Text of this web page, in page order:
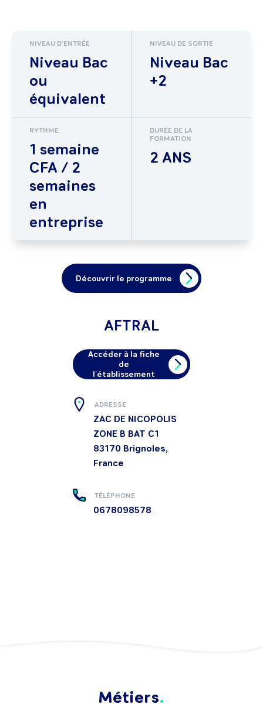
NIVEAU D'ENTRÉE
Niveau Bac
ou
équivalent
NIVEAU DE SORTIE
Niveau Bac
+2
RYTHME
1 semaine
CFA / 2
semaines
en
entreprise
DURÉE DE LA
FORMATION
2 ANS
Découvrir le programme
AFTRAL
Accéder à la fiche
de
l'établissement
ADRESSE
ZAC DE NICOPOLIS
ZONE B BAT C1
83170 Brignoles,
France
TÉLÉPHONE
0678098578
Métiers